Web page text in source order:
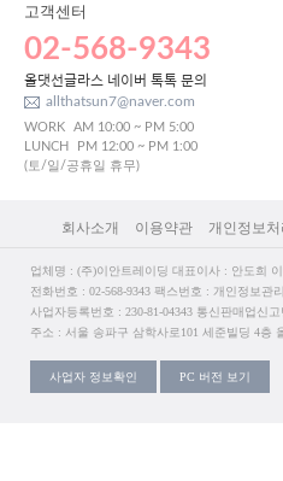
고객센터
02-568-9343
올댓선글라스 네이버 톡톡 문의
allthatsun7@naver.com
WORK
AM 10:00 ~ PM 5:00
LUNCH
PM 12:00 ~ PM 1:00
(토/일/공휴일 휴무)
회사소개 이용약관 개인정보처
업체명 : (주)이안트레이딩 대표이사 : 안도희 이
전화번호 : 02-568-9343 팩스번호 : 개인정보관
사업자등록번호 : 230-81-04343 통신판매업신
주소 : 서울 송파구 삼학사로101 세준빌딩 4층
사업자 정보확인 PC 버전 보기